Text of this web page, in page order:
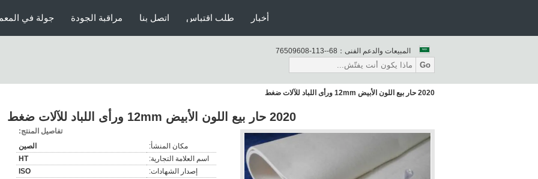
جولة في مراقبة الجودة اتصل بنا طلب اقتباس أخبار
المبيعات والدعم الفنى： 86--311-80690567
Go
2020 حار بيع اللون الأبيض 12mm ورأى اللباد للآلات ضغط
2020 حار بيع اللون الأبيض 12mm ورأى اللباد للآلات ضغط
تفاصيل المنتج:
مكان المنشأ:
الصين
اسم العلامة التجارية:
HT
إصدار الشهادات:
ISO